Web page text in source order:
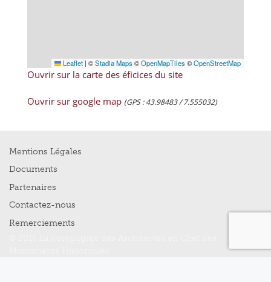
Leaflet | ©Stadia Maps ©OpenMapTiles ©OpenStreetMap
Ouvrir sur la carte des éficices du site
Ouvrir sur google map (GPS : 43.98483 / 7.555032)
Mentions Légales
Documents
Partenaires
Contactez-nous
Remerciements